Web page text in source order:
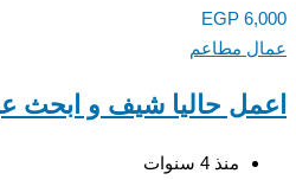
EGP 6,000
عمال مطاعم
اعمل حاليا شيف و ابحث
منذ 4 سنوات